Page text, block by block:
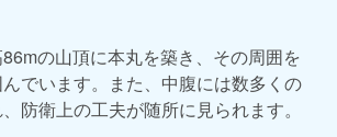
の山頂に本丸を築き、その周囲を
でいます。また、中腹には数多くの
防衛上の工夫が随所に見られます。